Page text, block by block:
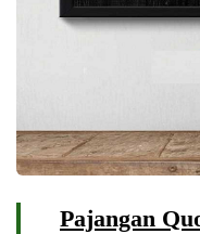
Pajangan